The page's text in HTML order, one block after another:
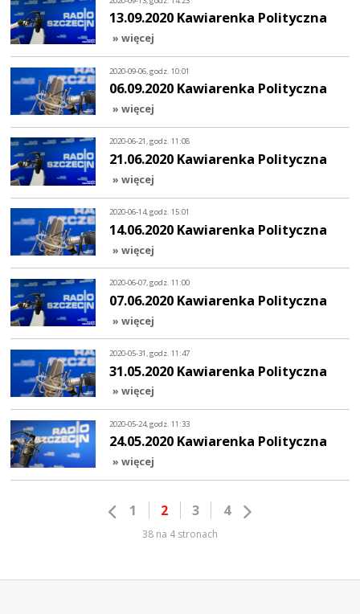
13.09.2020 Kawiarenka Polityczna
» więcej
2020-09-06, godz. 10:01
06.09.2020 Kawiarenka Polityczna
» więcej
2020-06-21, godz. 11:08
21.06.2020 Kawiarenka Polityczna
» więcej
2020-06-14, godz. 15:01
14.06.2020 Kawiarenka Polityczna
» więcej
2020-06-07, godz. 11:00
07.06.2020 Kawiarenka Polityczna
» więcej
2020-05-31, godz. 11:47
31.05.2020 Kawiarenka Polityczna
» więcej
2020-05-24, godz. 11:33
24.05.2020 Kawiarenka Polityczna
» więcej
1 2 3 4
38 na 4 stronach